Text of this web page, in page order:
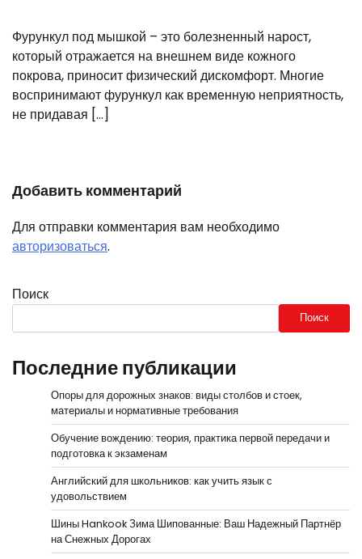
Фурункул под мышкой – это болезненный нарост,
который отражается на внешнем виде кожного
покрова, приносит физический дискомфорт. Многие
воспринимают фурункул как временную неприятность,
не придавая […]
Добавить комментарий
Для отправки комментария вам необходимо
авторизоваться.
Поиск
Поиск
Последние публикации
Опоры для дорожных знаков: виды столбов и стоек,
материалы и нормативные требования
Обучение вождению: теория, практика первой передачи и
подготовка к экзаменам
Английский для школьников: как учить язык с
удовольствием
Шины Hankook Зима Шипованные: Ваш Надежный Партнёр
на Снежных Дорогах